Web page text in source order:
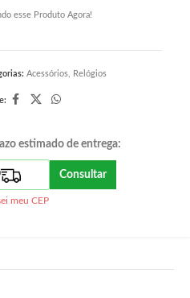
esse Produto Agora!
Acessórios, Relógios
estimado de entrega:
Consultar
meu CEP